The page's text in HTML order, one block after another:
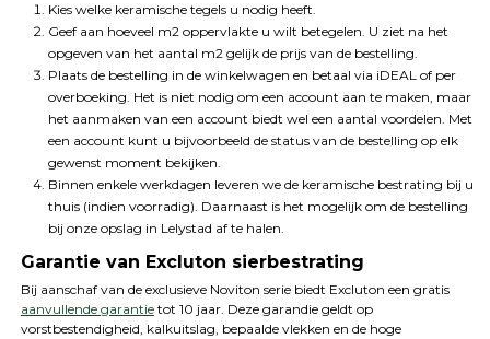
Kies welke keramische tegels u nodig heeft.
Geef aan hoeveel m2 oppervlakte u wilt betegelen. U ziet na het
opgeven van het aantal m2 gelijk de prijs van de bestelling.
Plaats de bestelling in de winkelwagen en betaal via iDEAL of per
overboeking. Het is niet nodig om een account aan te maken, maar
het aanmaken van een account biedt wel een aantal voordelen. Met
een account kunt u bijvoorbeeld de status van de bestelling op elk
gewenst moment bekijken.
Binnen enkele werkdagen leveren we de keramische bestrating bij u
thuis (indien voorradig). Daarnaast is het mogelijk om de bestelling
bij onze opslag in Lelystad af te halen.
Garantie van Excluton sierbestrating
Bij aanschaf van de exclusieve Noviton serie biedt Excluton een gratis
aanvullende garantietot 10 jaar. Deze garandie geldt op
vorstbestendigheid, kalkuitslag, bepaalde vlekken en de hoge